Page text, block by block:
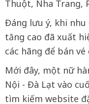
Thuột, Nha Trang,
Đáng lưu ý, khi nhu
tăng cao đã xuất
các hãng để bán
Mới đây, một nữ
Nội - Đà Lạt vào
tìm kiếm website